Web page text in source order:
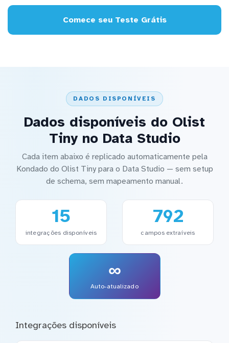
Comece seu Teste Grátis
DADOS DISPONÍVEIS
Dados disponíveis do Olist
Tiny no Data Studio
Cada item abaixo é replicado automaticamente pela
Kondado do Olist Tiny para o Data Studio — sem setup
de schema, sem mapeamento manual.
15
integrações disponíveis
792
campos extraíveis
∞
Auto-atualizado
Integrações disponíveis